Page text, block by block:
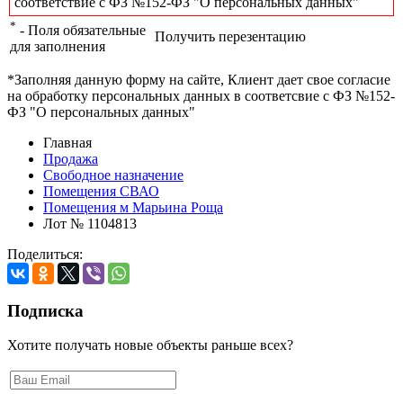
* - Поля обязательные
для заполнения
Получить перезентацию
*Заполняя данную форму на сайте, Клиент дает свое согласие
на обработку персональных данных в соответсвие с ФЗ №152-
ФЗ "О персональных данных"
Главная
Продажа
Свободное назначение
Помещения СВАО
Помещения м Марьина Роща
Лот № 1104813
Поделиться:
Подписка
Хотите получать новые объекты раньше всех?